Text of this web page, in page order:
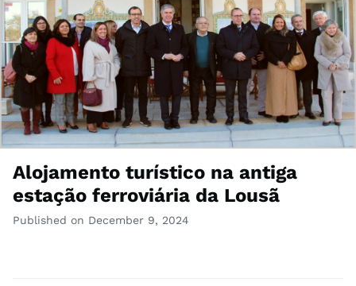
Alojamento turístico na antiga
estação ferroviária da Lousã
Published on December 9, 2024